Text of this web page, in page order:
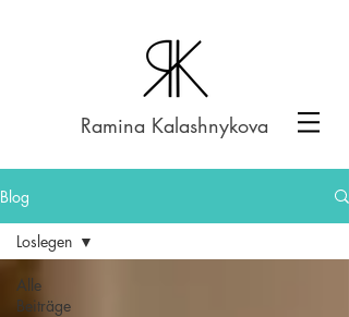
Ramina Kalashnykova
Blog
Alle
Beiträge
Loslegen